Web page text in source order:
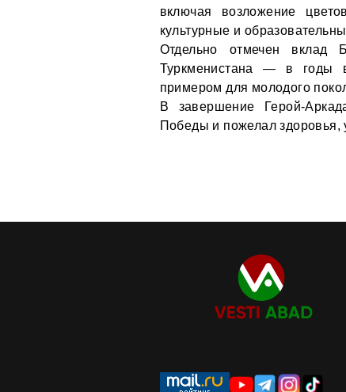
включая возложение
культурные и
Отдельно отмечен вклад
Туркменистана — в годы
примером для молодого
В завершение Герой-
Победы и пожелал здоровья,